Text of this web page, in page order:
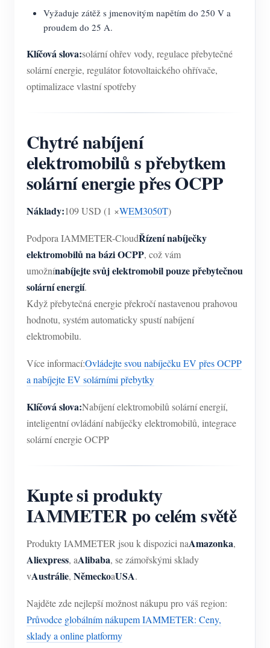
Vyžaduje zátěž s jmenovitým napětím do 250 V a
proudem do 25 A.
Klíčová slova:solární ohřev vody, regulace přebytečné
solární energie, regulátor fotovoltaického ohřívače,
optimalizace vlastní spotřeby
Chytré nabíjení
elektromobilů s přebytkem
solární energie přes OCPP
Náklady:109 USD (1 ×WEM3050T)
Podpora IAMMETER-CloudŘízení nabíječky
elektromobilů na bázi OCPP, což vám
umožnínabíjejte svůj elektromobil pouze přebytečnou
solární energií.
Když přebytečná energie překročí nastavenou prahovou
hodnotu, systém automaticky spustí nabíjení
elektromobilu.
Více informací:Ovládejte svou nabíječku EV přes OCPP
a nabíjejte EV solárními přebytky
Klíčová slova:Nabíjení elektromobilů solární energií,
inteligentní ovládání nabíječky elektromobilů, integrace
solární energie OCPP
Kupte si produkty
IAMMETER po celém světě
Produkty IAMMETER jsou k dispozici naAmazonka,
Aliexpress, aAlibaba, se zámořskými sklady
vAustrálie, NěmeckoaUSA.
Najděte zde nejlepší možnost nákupu pro váš region:
Průvodce globálním nákupem IAMMETER: Ceny,
sklady a online platformy